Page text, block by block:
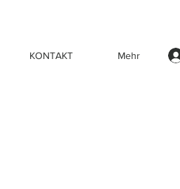
KONTAKT Mehr